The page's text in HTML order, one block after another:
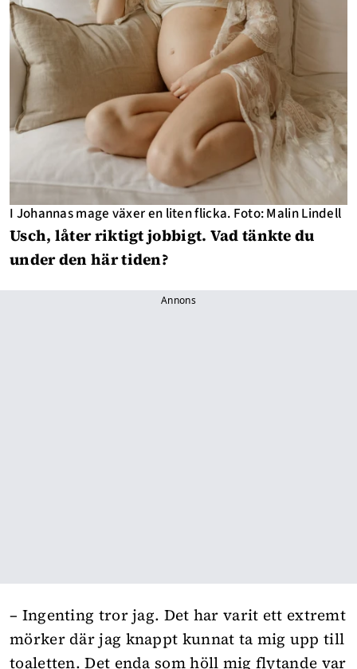
I Johannas mage växer en liten flicka. Foto: Malin Lindell
Usch, låter riktigt jobbigt. Vad tänkte du
under den här tiden?
Annons
– Ingenting tror jag. Det har varit ett extremt
mörker där jag knappt kunnat ta mig upp till
toaletten. Det enda som höll mig flytande var